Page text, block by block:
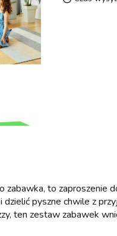
zabawka, to zaproszenie
pyszne chwile z
ten zestaw zabawek